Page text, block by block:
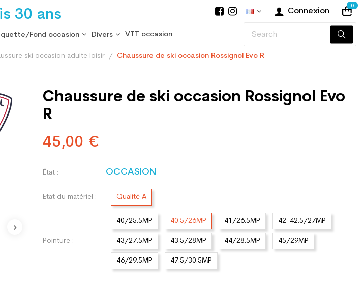
30 ans Connexion
0
Fond occasion Divers VTT occasion
ski occasion adulte loisir Chaussure de ski occasion Rossignol Evo R
Chaussure de ski occasion Rossignol Evo
R
45,00 €
État : OCCASION
Etat du matériel : Qualité A
Pointure :
40/25.5MP 40.5/26MP 41/26.5MP 42_42.5/27MP
43/27.5MP 43.5/28MP 44/28.5MP 45/29MP
46/29.5MP 47.5/30.5MP